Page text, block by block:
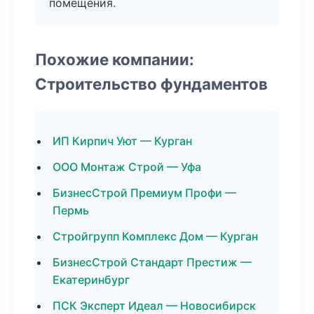
помещения.
Похожие компании:
Строительство фундаментов
ИП Кирпич Уют — Курган
ООО Монтаж Строй — Уфа
БизнесСтрой Премиум Профи —
Пермь
Стройгрупп Комплекс Дом — Курган
БизнесСтрой Стандарт Престиж —
Екатеринбург
ПСК Эксперт Идеал — Новосибирск